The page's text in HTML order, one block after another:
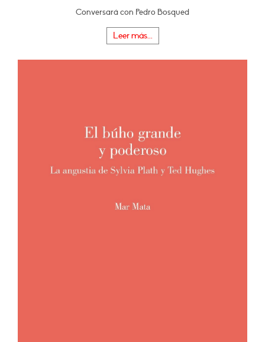
Conversará con Pedro Bosqued
Leer más...